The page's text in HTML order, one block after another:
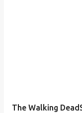
The Walking